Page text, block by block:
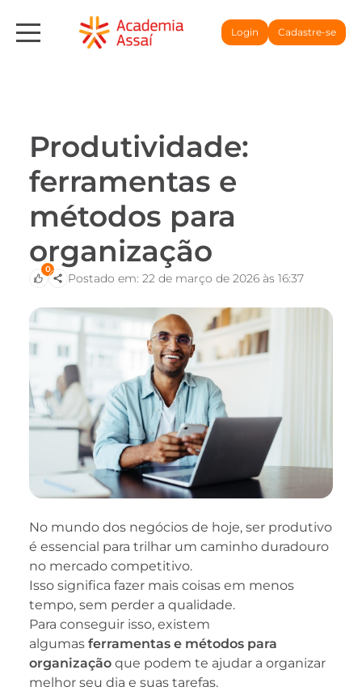
Login Cadastre-se
Produtividade:
ferramentas e
métodos para
organização
0
Postado em: 22 de março de 2026 às 16:37
No mundo dos negócios de hoje, ser produtivo
é essencial para trilhar um caminho duradouro
no mercado competitivo.
Isso significa fazer mais coisas em menos
tempo, sem perder a qualidade.
Para conseguir isso, existem
algumas ferramentas e métodos para
organização que podem te ajudar a organizar
melhor seu dia e suas tarefas.